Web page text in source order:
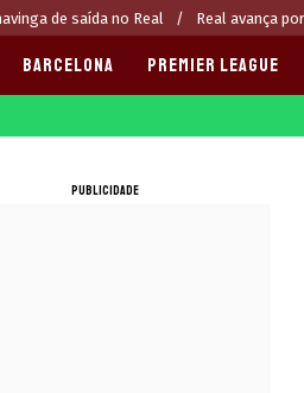
de saída no Real Real avança
BARCELONA PREMIER LEAGUE
PUBLICIDADE